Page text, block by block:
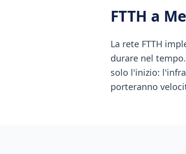
FTTH a
La rete FTTH
durare nel
solo l'inizio:
porteranno